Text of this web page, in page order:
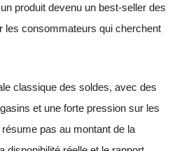
produit devenu un best-seller des
les consommateurs qui cherchent
classique des soldes, avec des
et une forte pression sur les
pas au montant de la